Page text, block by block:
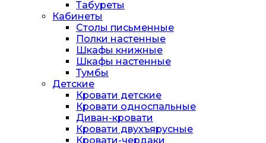
Табуреты
Кабинеты
Столы письменные
Полки настенные
Шкафы книжные
Шкафы настенные
Тумбы
Детские
Кровати детские
Кровати односпальные
Диван-кровати
Кровати двухъярусные
Кровати-чердаки